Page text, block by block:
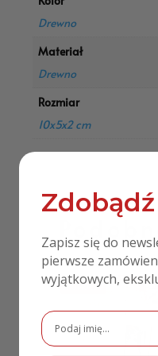
Drewno
Materiał
Drewno
Rozmiar
10x5x2 cm
PROMOCJA!
Zapisz się do
pierwsze
wyjątkowych,